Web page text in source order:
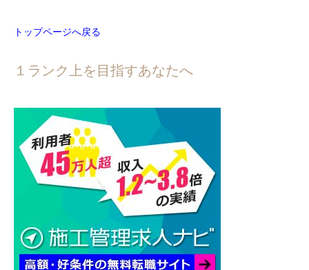
トップページへ戻る
１ランク上を目指すあなたへ